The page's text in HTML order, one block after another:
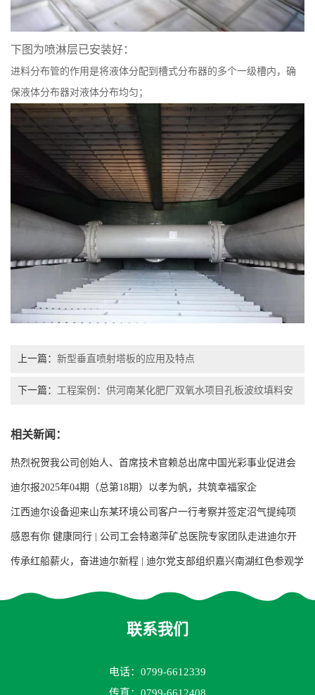
下图为喷淋层已安装好：
进料分布管的作用是将液体分配到槽式分布器的多个一级槽内，确
保液体分布器对液体分布均匀；
上一篇： 新型垂直喷射塔板的应用及特点
下一篇： 工程案例：供河南某化肥厂双氧水项目孔板波纹填料安
相关新闻：
热烈祝贺我公司创始人、首席技术官赖总出席中国光彩事业促进会
第七次会员代表大会
迪尔报2025年04期（总第18期）以孝为帆，共筑幸福家企
江西迪尔设备迎来山东某环境公司客户一行考察并签定沼气提纯项
目用增强聚丙烯阶梯环填料合同
感恩有你 健康同行 | 公司工会特邀萍矿总医院专家团队走进迪尔开
展大型义诊活动
传承红船薪火，奋进迪尔新程 | 迪尔党支部组织嘉兴南湖红色参观学
联系我们
电话：0799-6612339
传真：0799-6612408